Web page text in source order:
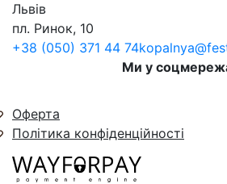
Львів
пл. Ринок, 10
+38 (050) 371 44 74
Ми у
Оферта
Політика конфіденційності